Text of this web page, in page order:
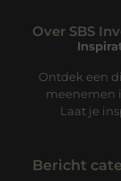
Over SBS
Ontdek een
meenemen
Laat je
Bericht